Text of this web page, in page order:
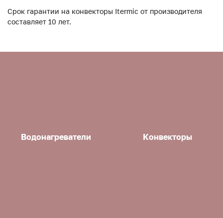
Срок гарантии на конвекторы Itermic от производителя
составляет 10 лет.
Водонагреватели Конвекторы